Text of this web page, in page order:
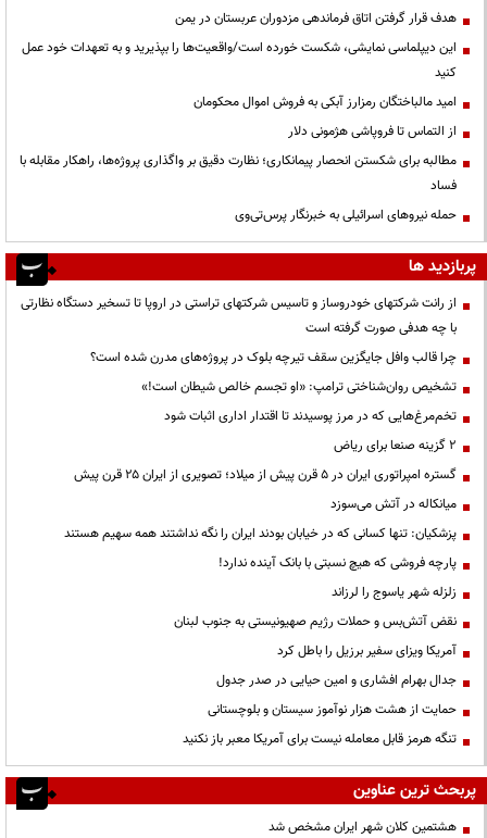
هدف قرار گرفتن اتاق‌ فرماندهی مزدوران عربستان در یمن
این دیپلماسی نمایشی، شکست خورده است/واقعیت‌ها را بپذیرید و به تعهدات خود عمل
کنید
امید مالباختگان رمزارز آبکی به فروش اموال محکومان
از التماس تا فروپاشی هژمونی دلار
مطالبه برای شکستن انحصار پیمانکاری؛ نظارت دقیق بر واگذاری پروژه‌ها، راهکار مقابله با
فساد
حمله نیروهای اسرائیلی به خبرنگار پرس‌تی‌وی
پربازدید ها
از رانت‌ شرکتهای خودروساز و تاسیس شرکتهای تراستی در اروپا تا تسخیر دستگاه نظارتی
با چه هدفی صورت گرفته است
چرا قالب وافل جایگزین سقف تیرچه بلوک در پروژه‌های مدرن شده است؟
تشخیص روان‌شناختی ترامپ: «او تجسم خالص شیطان است!»
تخم‌مرغ‌هایی که در مرز پوسیدند تا اقتدار اداری اثبات شود
۲ گزینه صنعا برای ریاض
گستره امپراتوری ایران در ۵ قرن پیش از میلاد؛ تصویری از ایران ۲۵ قرن پیش
میانکاله در آتش می‌سوزد
پزشکیان: تنها کسانی که در خیابان بودند ایران را نگه نداشتند همه سهیم هستند
پارچه فروشی که هیچ نسبتی با بانک آینده ندارد!
زلزله شهر یاسوج را لرزاند
نقض آتش‌بس و حملات رژیم صهیونیستی به جنوب لبنان
آمریکا ویزای سفیر برزیل را باطل کرد
جدال بهرام افشاری و امین حیایی در صدر جدول
حمایت از هشت هزار نوآموز سیستان و بلوچستانی
تنگه هرمز قابل معامله نیست برای آمریکا معبر باز نکنید
پربحث ترین عناوین
هشتمین کلان شهر ایران مشخص شد